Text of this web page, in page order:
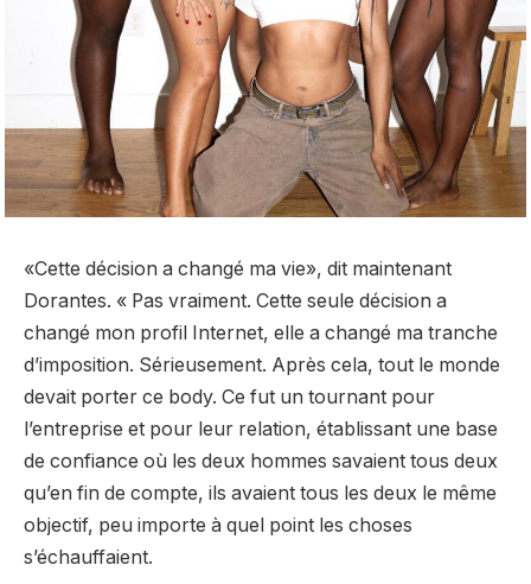
«Cette décision a changé ma vie», dit maintenant
Dorantes. « Pas vraiment. Cette seule décision a
changé mon profil Internet, elle a changé ma tranche
d’imposition. Sérieusement. Après cela, tout le monde
devait porter ce body. Ce fut un tournant pour
l’entreprise et pour leur relation, établissant une base
de confiance où les deux hommes savaient tous deux
qu’en fin de compte, ils avaient tous les deux le même
objectif, peu importe à quel point les choses
s’échauffaient.